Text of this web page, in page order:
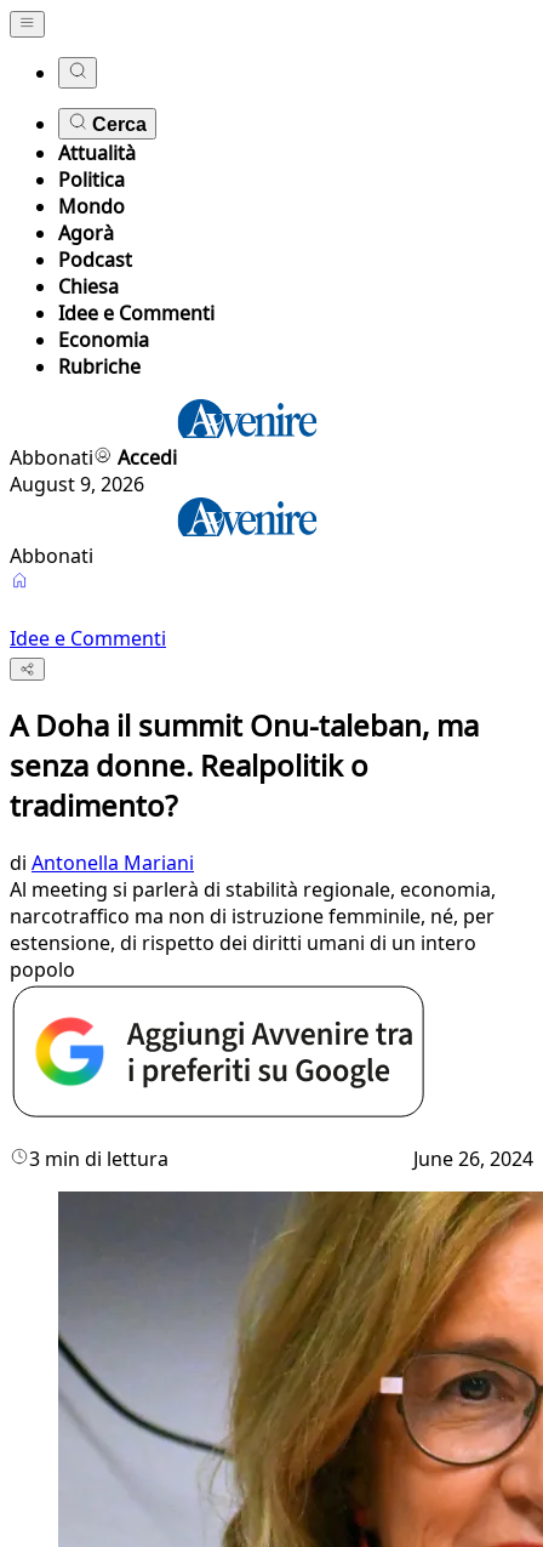
Cerca
Attualità
Politica
Mondo
Agorà
Podcast
Chiesa
Idee e Commenti
Economia
Rubriche
Abbonati
Accedi
August 9, 2026
Abbonati
Idee e Commenti
A Doha il summit Onu-taleban, ma
senza donne. Realpolitik o
tradimento?
di Antonella Mariani
Al meeting si parlerà di stabilità regionale, economia,
narcotraffico ma non di istruzione femminile, né, per
estensione, di rispetto dei diritti umani di un intero
popolo
3 min di lettura June 26, 2024